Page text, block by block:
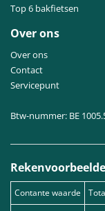
Top 6 bakfietsen
Over ons
Over ons
Contact
Servicepunt
Btw-nummer: BE
Contante waarde